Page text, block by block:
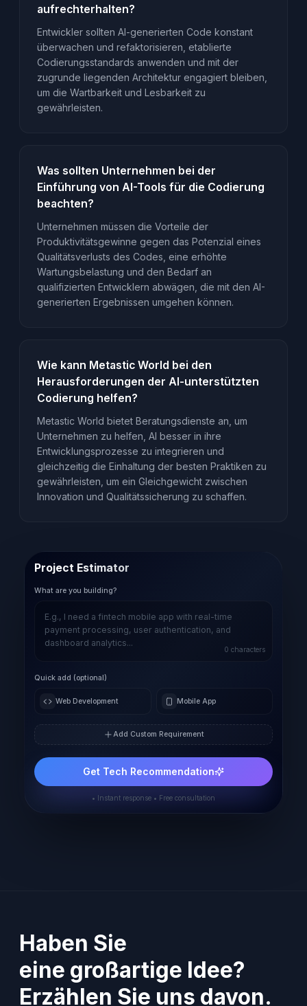
aufrechterhalten?
Entwickler sollten AI-generierten Code konstant
überwachen und refaktorisieren, etablierte
Codierungsstandards anwenden und mit der
zugrunde liegenden Architektur engagiert bleiben,
um die Wartbarkeit und Lesbarkeit zu
gewährleisten.
Was sollten Unternehmen bei der
Einführung von AI-Tools für die Codierung
beachten?
Unternehmen müssen die Vorteile der
Produktivitätsgewinne gegen das Potenzial eines
Qualitätsverlusts des Codes, eine erhöhte
Wartungsbelastung und den Bedarf an
qualifizierten Entwicklern abwägen, die mit den AI-
generierten Ergebnissen umgehen können.
Wie kann Metastic World bei den
Herausforderungen der AI-unterstützten
Codierung helfen?
Metastic World bietet Beratungsdienste an, um
Unternehmen zu helfen, AI besser in ihre
Entwicklungsprozesse zu integrieren und
gleichzeitig die Einhaltung der besten Praktiken zu
gewährleisten, um ein Gleichgewicht zwischen
Innovation und Qualitätssicherung zu schaffen.
Project Estimator
What are you building?
0 characters
Quick add (optional)
Web Development Mobile App
Add Custom Requirement
Get Tech Recommendation
• Instant response • Free consultation
Haben Sie
eine großartige Idee?
Erzählen Sie uns davon.